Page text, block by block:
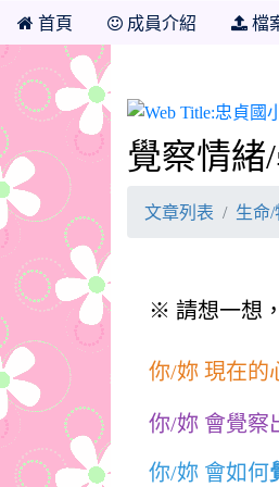
首頁 成員介紹 檔
覺察情緒
文章列表 生命/
※ 請想一想
你/妳 現在的
你/妳 會覺察
你/妳 會如何